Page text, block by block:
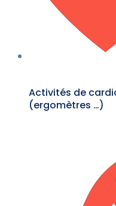
Activités de
(ergomètres …)